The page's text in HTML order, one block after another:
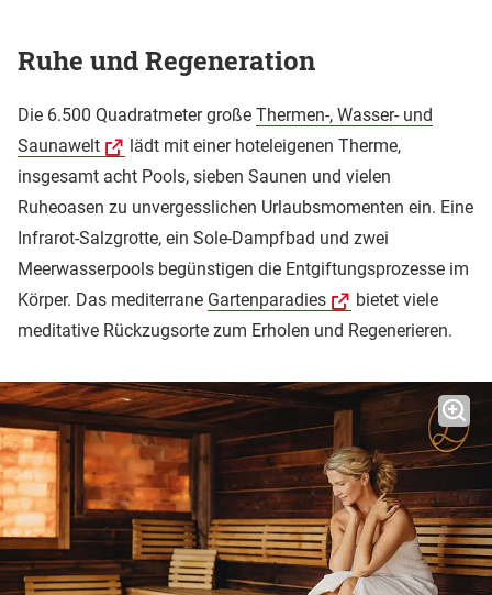
Ruhe und Regeneration
Die 6.500 Quadratmeter große Thermen-, Wasser- und
Saunawelt
lädt mit einer hoteleigenen Therme,
insgesamt acht Pools, sieben Saunen und vielen
Ruheoasen zu unvergesslichen Urlaubsmomenten ein. Eine
Infrarot-Salzgrotte, ein Sole-Dampfbad und zwei
Meerwasserpools begünstigen die Entgiftungsprozesse im
Körper. Das mediterrane Gartenparadies
bietet viele
meditative Rückzugsorte zum Erholen und Regenerieren.